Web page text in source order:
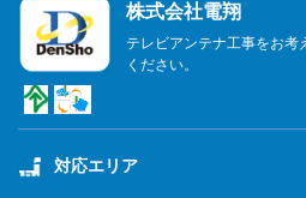
株式会社電翔
テレビアンテナ工事をお考
ください。
対応エリア